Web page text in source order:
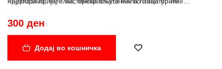
неа и по првпат во животот го напушта својот дом. Потрагата е
возбудлива, но дали ќе ја најде Маргало?
300 ден
Додај во кошничка